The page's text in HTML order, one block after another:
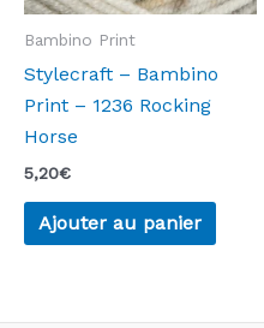
Bambino Print
Stylecraft – Bambino
Print – 1236 Rocking
Horse
5,20€
Ajouter au panier